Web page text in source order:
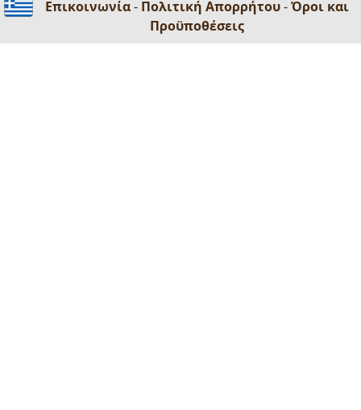
Επικοινωνία- Πολιτική Απορρήτου-Όροι και
Προϋποθέσεις